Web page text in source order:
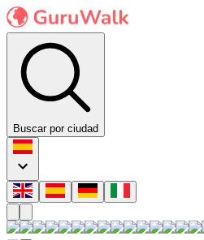
Buscar por ciudad